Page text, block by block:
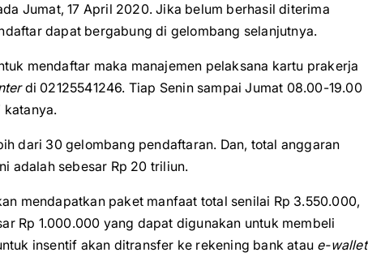
Jumat, 17 April 2020. Jika belum berhasil diterima
dapat bergabung di gelombang selanjutnya.
mendaftar maka manajemen pelaksana kartu prakerja
di 02125541246. Tiap Senin sampai Jumat 08.00-19.00
katanya.
dari 30 gelombang pendaftaran. Dan, total anggaran
adalah sebesar Rp 20 triliun.
mendapatkan paket manfaat total senilai Rp 3.550.000,
Rp 1.000.000 yang dapat digunakan untuk membeli
insentif akan ditransfer ke rekening bank atau e-wallet